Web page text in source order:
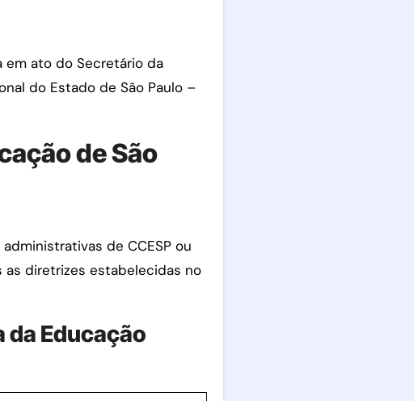
ato do Secretário da
do Estado de São Paulo –
de São
de CCESP ou
as diretrizes estabelecidas no
da Educação